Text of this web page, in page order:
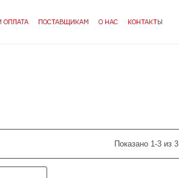
Показано 1-3 из 3
ОПЛАТА ПОСТАВЩИКАМ О НАС КОНТАКТЫ